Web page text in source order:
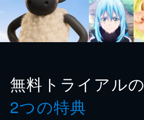
無料トライアルの
2つの特典